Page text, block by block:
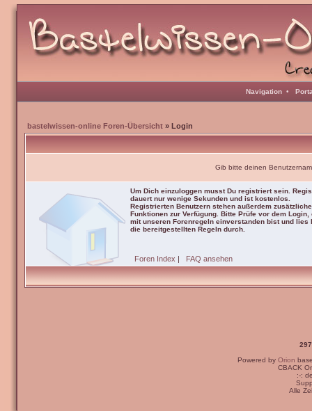
Navigation •
bastelwissen-online Foren-Übersicht » Login
Gib bitte deinen
Um Dich einzuloggen musst Du registriert sein.
dauert nur wenige Sekunden und ist kostenlos.
Registrierten Benutzern stehen außerdem zusätzliche
Funktionen zur Verfügung. Bitte Prüfe vor dem Login,
mit unseren Forenregeln einverstanden bist und lies
die bereitgestellten Regeln durch.
Foren Index | FAQ ansehen
Powered by Orion
CBACK
:-:
Alle